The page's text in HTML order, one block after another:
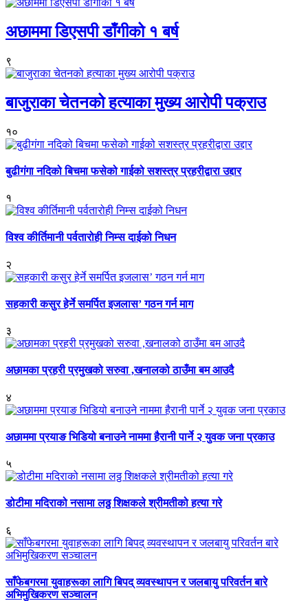
अछाममा डिएसपी डाँगीको १ बर्ष
९
बाजुराका चेतनको हत्याका मुख्य आरोपी पक्राउ
१०
बुढीगंगा नदिको बिचमा फसेको गाईको सशस्त्र प्रहरीद्वारा उद्दार
१
विश्व कीर्तिमानी पर्वतारोही निम्स दाईको निधन
२
सहकारी कसुर हेर्ने समर्पित इजलास’ गठन गर्न माग
३
अछामका प्रहरी प्रमुखको सरुवा ,खनालको ठाउँमा बम आउदै
४
अछाममा प्रयाङ भिडियो बनाउने नाममा हैरानी पार्ने २ युवक जना प्रकाउ
५
डोटीमा मदिराको नसामा लठ्ठ शिक्षकले श्रीमतीको हत्या गरे
६
साँफेबगरमा युवाहरूका लागि बिपद् व्यवस्थापन र जलबायु परिवर्तन बारे
अभिमुखिकरण सञ्चालन